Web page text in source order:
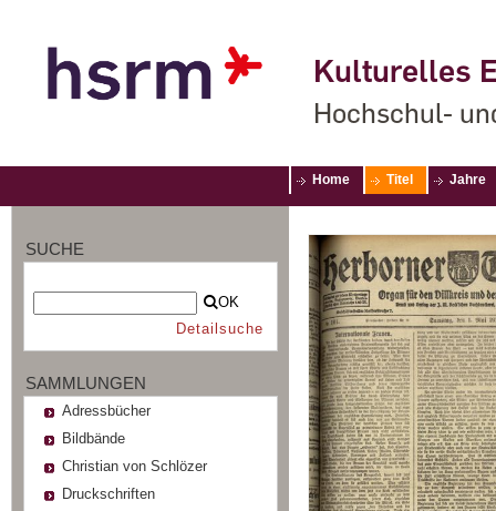
Kulturelles
Hochschul-
Home Titel Jahre
SUCHE
OK
Detailsuche
SAMMLUNGEN
Adressbücher
Bildbände
Christian von Schlözer
Druckschriften